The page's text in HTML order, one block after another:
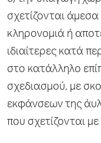
σχετίζονται άμεσα
κληρονομιά ή
ιδιαίτερες κατά
στο κατάλληλο
σχεδιασμού, με
εκφάνσεων της
που σχετίζονται